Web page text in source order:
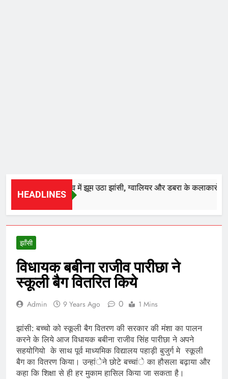
HEADLINES
*28वें चालीहा महोत्सव में झूम उठा झांसी, ग्वालियर और डबरा के कलाकारों ने
4 Hours Ago
झाँसी
विधायक बबीना राजीव पारीछा ने
स्कूली बैग वितरित किये
Admin 9 Years Ago 0 1 Mins
झांसी: बच्चो को स्कूली बैग वितरण की सरकार की मंशा का पालन
करने के लिये आज विधायक बबीना राजीव सिंह पारीछा ने अपने
सहयोगियो के साथ पूर्व माध्यमिक विद्यालय पहाड़ी बुजुर्ग मे स्कूली
बैग का वितरण किया। उन्हांेने छोटे बच्चांे का हौसला बढ़ाया और
कहा कि शिक्षा से ही हर मुकाम हासिल किया जा सकता है।